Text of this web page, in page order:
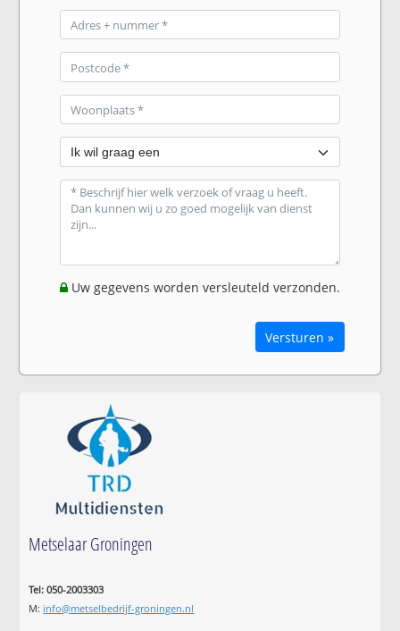
Uw gegevens worden versleuteld verzonden.
Versturen »
Metselaar Groningen
Tel: 050-2003303
M: info@metselbedrijf-groningen.nl